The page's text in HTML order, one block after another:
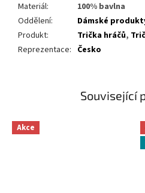
Související
Akce
Materiál:
100% bavlna
Oddělení:
Dámské
Produkt: Trička hráčů,
Reprezentace: Česko